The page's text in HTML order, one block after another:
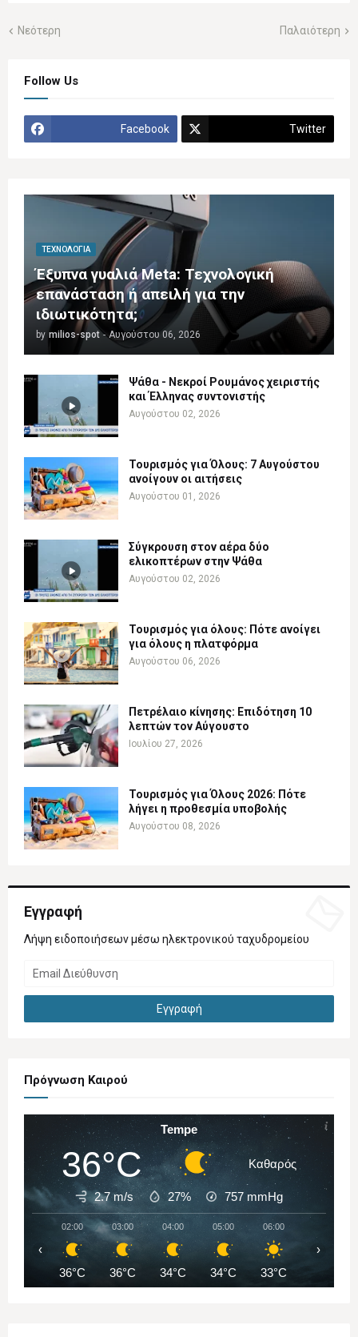
Νεότερη Παλαιότερη
Follow Us
Facebook Twitter
ΤΕΧΝΟΛΟΓΊΑ
Έξυπνα γυαλιά Meta: Τεχνολογική
επανάσταση ή απειλή για την
ιδιωτικότητα;
by milios-spot - Αυγούστου 06, 2026
Ψάθα - Νεκροί Ρουμάνος χειριστής
και Έλληνας συντονιστής
Αυγούστου 02, 2026
Τουρισμός για Όλους: 7 Αυγούστου
ανοίγουν οι αιτήσεις
Αυγούστου 01, 2026
Σύγκρουση στον αέρα δύο
ελικοπτέρων στην Ψάθα
Αυγούστου 02, 2026
Τουρισμός για όλους: Πότε ανοίγει
για όλους η πλατφόρμα
Αυγούστου 06, 2026
Πετρέλαιο κίνησης: Επιδότηση 10
λεπτών τον Αύγουστο
Ιουλίου 27, 2026
Τουρισμός για Όλους 2026: Πότε
λήγει η προθεσμία υποβολής
Αυγούστου 08, 2026
Εγγραφή
Λήψη ειδοποιήσεων μέσω ηλεκτρονικού ταχυδρομείου
Πρόγνωση Καιρού
Tempe
36°C Καθαρός
2.7 m/s 27% 757 mmHg
02:00
36°C
03:00
36°C
04:00
34°C
05:00
34°C
06:00
33°C
‹ ›